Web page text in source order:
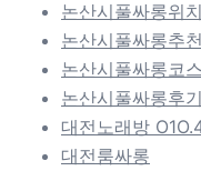
논산시풀싸롱위치
논산시풀싸롱추천
논산시풀싸롱코스
논산시풀싸롱후기
대전노래방
대전룸싸롱